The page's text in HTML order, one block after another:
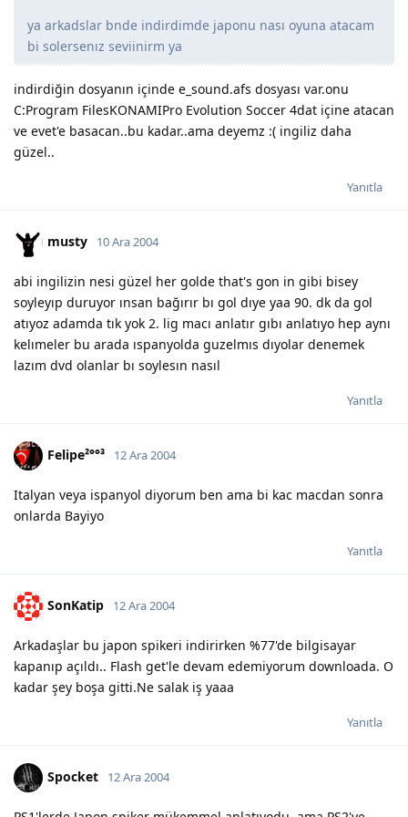
ya arkadslar bnde indirdimde japonu nası oyuna atacam
bi solersenız seviinirm ya
indirdiğin dosyanın içinde e_sound.afs dosyası var.onu
C:Program FilesKONAMIPro Evolution Soccer 4dat içine atacan
ve evet'e basacan..bu kadar..ama deyemz :( ingiliz daha
güzel..
Yanıtla
musty 10 Ara 2004
abi ingilizin nesi güzel her golde that's gon in gibi bisey
soyleyıp duruyor ınsan bağırır bı gol dıye yaa 90. dk da gol
atıyoz adamda tık yok 2. lig macı anlatır gıbı anlatıyo hep aynı
kelımeler bu arada ıspanyolda guzelmıs dıyolar denemek
lazım dvd olanlar bı soylesın nasıl
Yanıtla
Felipe²°°³ 12 Ara 2004
Italyan veya ispanyol diyorum ben ama bi kac macdan sonra
onlarda Bayiyo
Yanıtla
SonKatip 12 Ara 2004
Arkadaşlar bu japon spikeri indirirken %77'de bilgisayar
kapanıp açıldı.. Flash get'le devam edemiyorum downloada. O
kadar şey boşa gitti.Ne salak iş yaaa
Yanıtla
Spocket 12 Ara 2004